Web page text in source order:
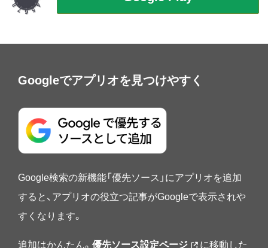
Googleでアプリオを見つけやすく
Google検索の新機能「優先ソース」にアプリオを追加
すると、アプリオの役立つ記事がGoogleで表示されや
すくなります。
追加はかんたん。 優先ソース設定ページ に移動した